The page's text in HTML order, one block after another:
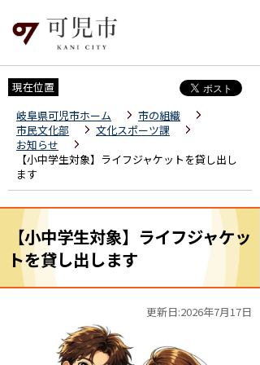
現在位置
岐阜県可児市ホーム
市の組織
市民文化部
文化スポーツ課
お知らせ
【小中学生対象】ライフジャケットを貸し出し
ます
【小中学生対象】ライフジャケッ
トを貸し出します
更新日:2026年7月17日